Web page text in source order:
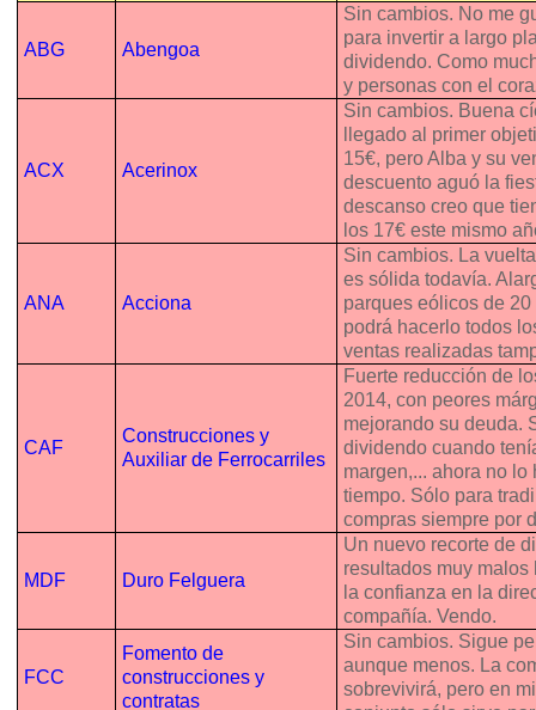
ABG Abengoa
Sin cambios. No me
para invertir a largo
dividendo. Como
y personas con el
ACX Acerinox
Sin cambios. Buena
llegado al primer
15€, pero Alba y su
descuento aguó la
descanso creo que
los 17€ este mismo
ANA Acciona
Sin cambios. La
es sólida todavía.
parques eólicos de
podrá hacerlo todos
ventas realizadas
CAF
Construcciones y
Auxiliar de Ferrocarriles
Fuerte reducción de
2014, con peores
mejorando su deuda.
dividendo cuando
margen,... ahora no lo
tiempo. Sólo para
compras siempre por
MDF Duro Felguera
Un nuevo recorte de
resultados muy malos
la confianza en la
compañía. Vendo.
FCC
Fomento de
construcciones y
contratas
Sin cambios. Sigue
aunque menos. La
sobrevivirá, pero en